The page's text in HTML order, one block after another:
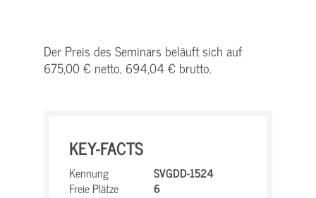
Der Preis des Seminars beläuft sich auf
675,00 € netto, 694,04 € brutto.
KEY-FACTS
Kennung
SVGDD-1524
Freie Plätze
6